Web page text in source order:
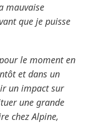
mauvaise
que je puisse
le moment en
et dans un
un impact sur
une grande
chez Alpine,